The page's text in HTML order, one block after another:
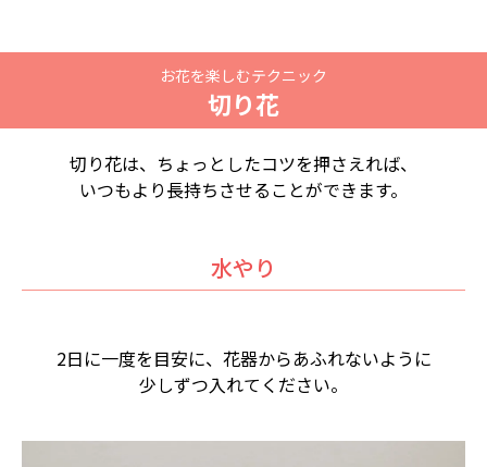
お花を楽しむテクニック
切り花
切り花は、ちょっとしたコツを押さえれば、
いつもより長持ちさせることができます。
水やり
2日に一度を目安に、花器からあふれないように
少しずつ入れてください。